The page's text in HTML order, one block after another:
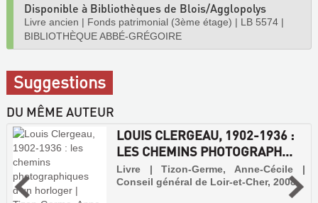
Disponible à Bibliothèques de Blois/Agglopolys
Livre ancien | Fonds patrimonial (3ème étage) | LB 5574 |
BIBLIOTHÈQUE ABBÉ-GRÉGOIRE
Suggestions
DU MÊME AUTEUR
LOUIS CLERGEAU, 1902-1936 :
LES CHEMINS PHOTOGRAPH...
Livre | Tizon-Germe, Anne-Cécile |
Conseil général de Loir-et-Cher, 2008